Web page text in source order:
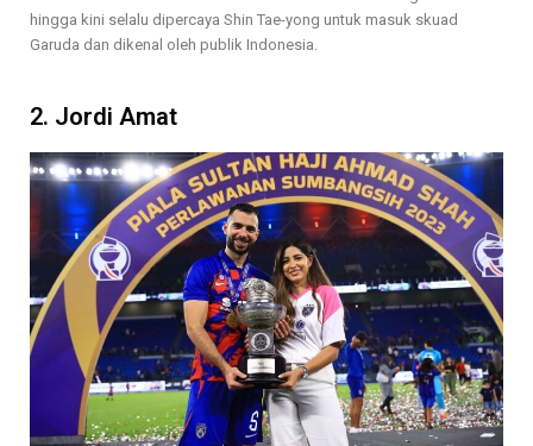
hingga kini selalu dipercaya Shin Tae-yong untuk masuk skuad
Garuda dan dikenal oleh publik Indonesia.
2. Jordi Amat